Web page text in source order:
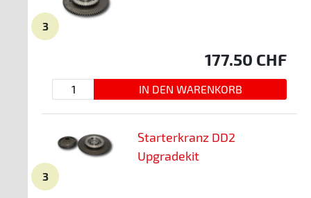
3
177.50 CHF
3
Starterkranz DD2
Upgradekit